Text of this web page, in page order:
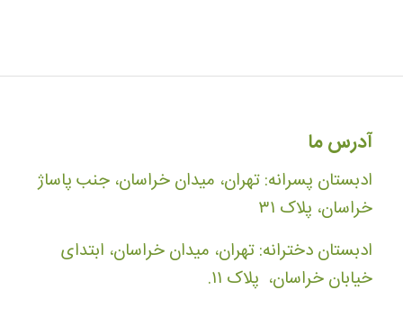
آدرس ما
ادبستان پسرانه: تهران، میدان خراسان، جنب پاساژ
خراسان، پلاک ۳۱
ادبستان دخترانه: تهران، میدان خراسان، ابتدای
خیابان خراسان، پلاک ۱۱.